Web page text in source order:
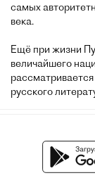
самых
века.
Ещё при жизни
величайшего
русского